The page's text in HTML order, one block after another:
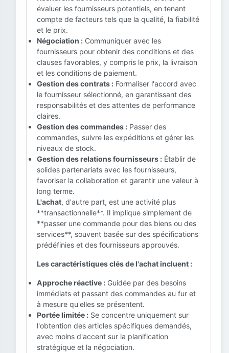
évaluer les fournisseurs potentiels, en tenant
compte de facteurs tels que la qualité, la fiabilité
et le prix.
Négociation : Communiquer avec les
fournisseurs pour obtenir des conditions et des
clauses favorables, y compris le prix, la livraison
et les conditions de paiement.
Gestion des contrats : Formaliser l'accord avec
le fournisseur sélectionné, en garantissant des
responsabilités et des attentes de performance
claires.
Gestion des commandes : Passer des
commandes, suivre les expéditions et gérer les
niveaux de stock.
Gestion des relations fournisseurs : Établir de
solides partenariats avec les fournisseurs,
favoriser la collaboration et garantir une valeur à
long terme.
L'achat, d'autre part, est une activité plus
**transactionnelle**. Il implique simplement de
**passer une commande pour des biens ou des
services**, souvent basée sur des spécifications
prédéfinies et des fournisseurs approuvés.
Les caractéristiques clés de l'achat incluent :
Approche réactive : Guidée par des besoins
immédiats et passant des commandes au fur et
à mesure qu'elles se présentent.
Portée limitée : Se concentre uniquement sur
l'obtention des articles spécifiques demandés,
avec moins d'accent sur la planification
stratégique et la négociation.